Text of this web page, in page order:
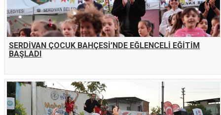
SERDİVAN ÇOCUK BAHÇESİ’NDE EĞLENCELİ EĞİTİM
BAŞLADI